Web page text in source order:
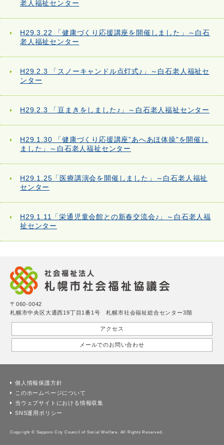
老人福祉センター
H29.3.22 「健康づくり応援講座を開催しました」～白石
老人福祉センター
H29.2.3 「スノーキャンドル点灯式♪」～白石老人福祉セ
ンター
H29.2.3 「豆まきをしました♪」～白石老人福祉センター
H29.1.30 「健康づくり応援講座”あへあほ体操”を開催し
ました」～白石老人福祉センター
H29.1.25「医療講演会を開催しました」～白石老人福祉
センター
H29.1.11「栄通児童会館との新春交流会♪」～白石老人福
祉センター
〒060-0042
札幌市中央区大通西19丁目1番1号 札幌市社会福祉総合センター3階
アクセス
メールでのお問い合わせ
個人情報保護方針
このホームページについて
当ウェブサイトにおける情報収集
SNS運用ポリシー
Copyright © Sapporo City Council of Social Welfare. All Rights Reserved.